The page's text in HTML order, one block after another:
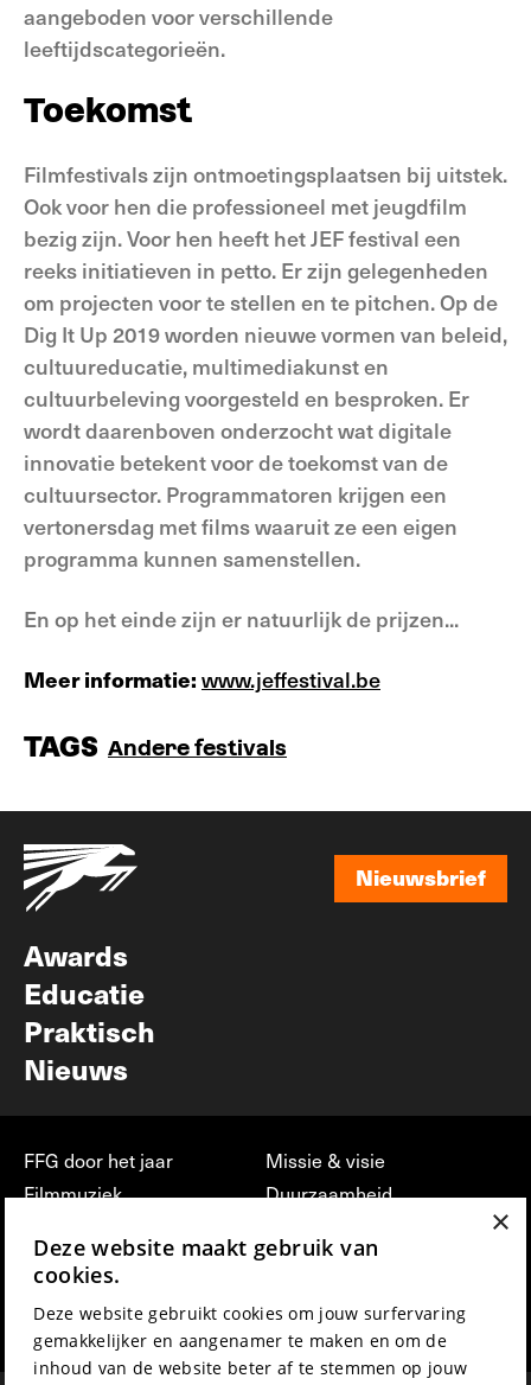
aangeboden voor verschillende
leeftijdscategorieën.
Toekomst
Filmfestivals zijn ontmoetingsplaatsen bij uitstek.
Ook voor hen die professioneel met jeugdfilm
bezig zijn. Voor hen heeft het JEF festival een
reeks initiatieven in petto. Er zijn gelegenheden
om projecten voor te stellen en te pitchen. Op de
Dig It Up 2019 worden nieuwe vormen van beleid,
cultuureducatie, multimediakunst en
cultuurbeleving voorgesteld en besproken. Er
wordt daarenboven onderzocht wat digitale
innovatie betekent voor de toekomst van de
cultuursector. Programmatoren krijgen een
vertonersdag met films waaruit ze een eigen
programma kunnen samenstellen.
En op het einde zijn er natuurlijk de prijzen...
Meer informatie: www.jeffestival.be
TAGS Andere festivals
Nieuwsbrief
Awards
Educatie
Praktisch
Nieuws
FFG door het jaar
Filmmuziek
Press & Industry
Film Fest Friends
Missie & visie
Duurzaamheid
vrijwilligerswerk bij FFG
Privacy & Disclaimer
×
Deze website maakt gebruik van
cookies.
Deze website gebruikt cookies om jouw surfervaring
gemakkelijker en aangenamer te maken en om de
inhoud van de website beter af te stemmen op jouw